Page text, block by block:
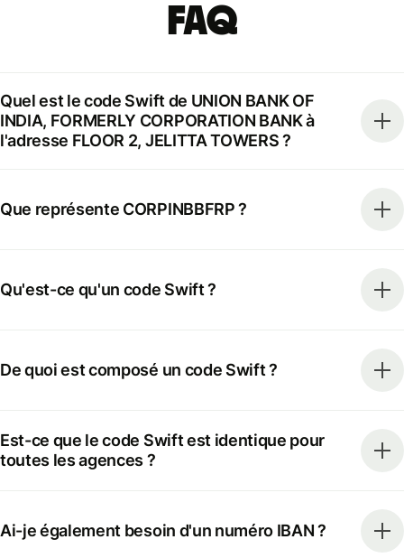
FAQ
Quel est le code Swift de UNION BANK OF
INDIA, FORMERLY CORPORATION BANK à
l'adresse FLOOR 2, JELITTA TOWERS ?
Que représente CORPINBBFRP ?
Qu'est-ce qu'un code Swift ?
De quoi est composé un code Swift ?
Est-ce que le code Swift est identique pour
toutes les agences ?
Ai-je également besoin d'un numéro IBAN ?